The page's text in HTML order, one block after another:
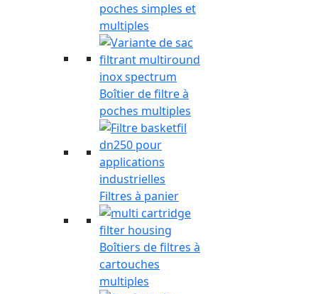
poches simples et
multiples
Boîtier de filtre à
poches multiples
Filtres à panier
Boîtiers de filtres à
cartouches
multiples